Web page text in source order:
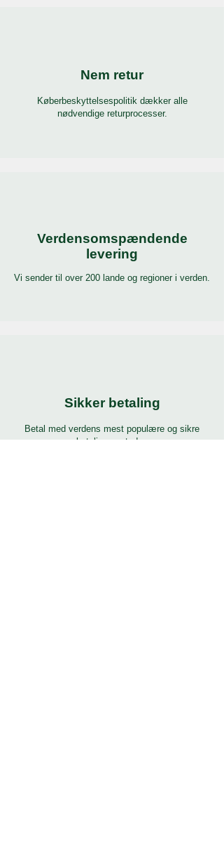
Nem retur
Køberbeskyttelsespolitik dækker alle
nødvendige returprocesser.
Verdensomspændende
levering
Vi sender til over 200 lande og regioner i verden.
Sikker betaling
Betal med verdens mest populære og sikre
betalingsmetoder.